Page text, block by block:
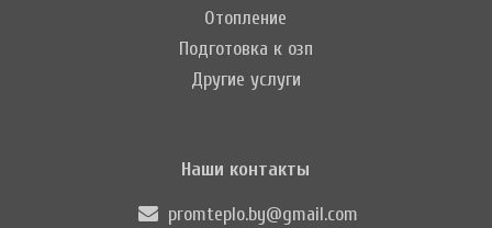
Отопление
Подготовка к озп
Другие услуги
Наши контакты
promteplo.by@gmail.com